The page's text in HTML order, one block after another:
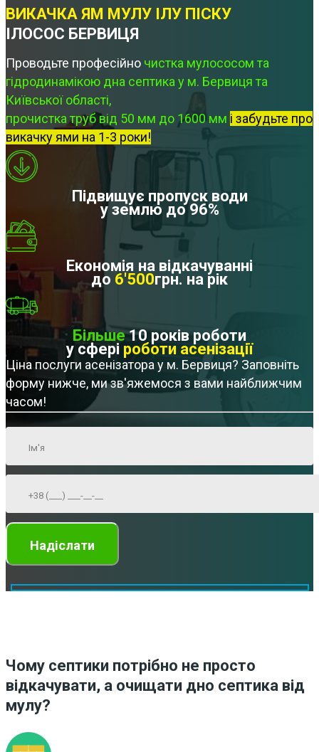
ВИКАЧКА ЯМ МУЛУ ІЛУ ПІСКУ
ІЛОСОС БЕРВИЦЯ
Проводьте професійно чистка мулососом та
гідродинамікою дна септика у м. Бервиця та
Київської області,
прочистка труб від 50 мм до 1600 мм і забудьте про
викачку ями на 1-3 роки!
Підвищує пропуск води
у землю до 96%
Економія на відкачуванні
до 6'500грн. на рік
Більше10 років роботи
у сфері роботи асенізації
Ціна послуги асенізатора у м. Бервиця? Заповніть
форму нижче, ми зв'яжемося з вами найближчим
часом!
Чому септики потрібно не просто
відкачувати, а очищати дно септика від
мулу?